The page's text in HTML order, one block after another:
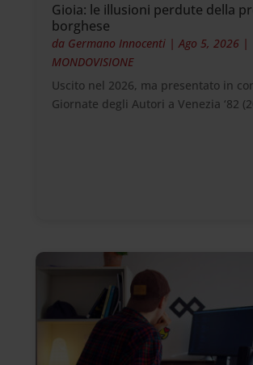
Gioia: le illusioni perdute della
borghese
da Germano Innocenti|Ago 5, 2026|
MONDOVISIONE
Uscito nel 2026, ma presentato in
Giornate degli Autori a Venezia ‘82